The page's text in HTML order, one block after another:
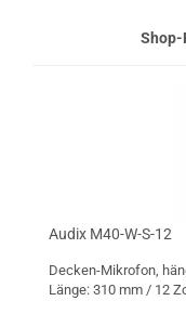
Shop-
Audix M40-W-S-12
Decken-Mikrofon,
Länge: 310 mm / 12